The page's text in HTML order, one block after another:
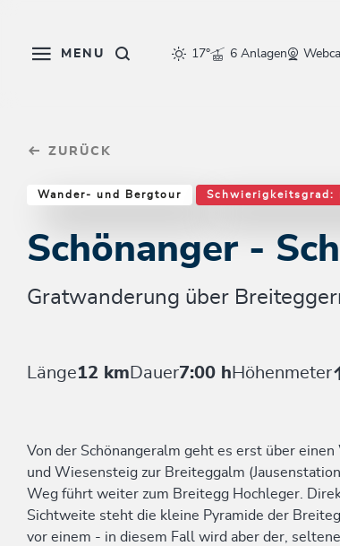
MENU 17° 6 Anlagen
ZURÜCK
Wander- und Bergtour Schwierigkeitsgrad:
Schönanger -
Gratwanderung über
Länge12 km Dauer7:00 h Höhenmeter
Von der Schönangeralm geht es erst über einen
und Wiesensteig zur Breiteggalm
Weg führt weiter zum Breitegg Hochleger.
Sichtweite steht die kleine Pyramide der
vor einem - in diesem Fall wird aber der,